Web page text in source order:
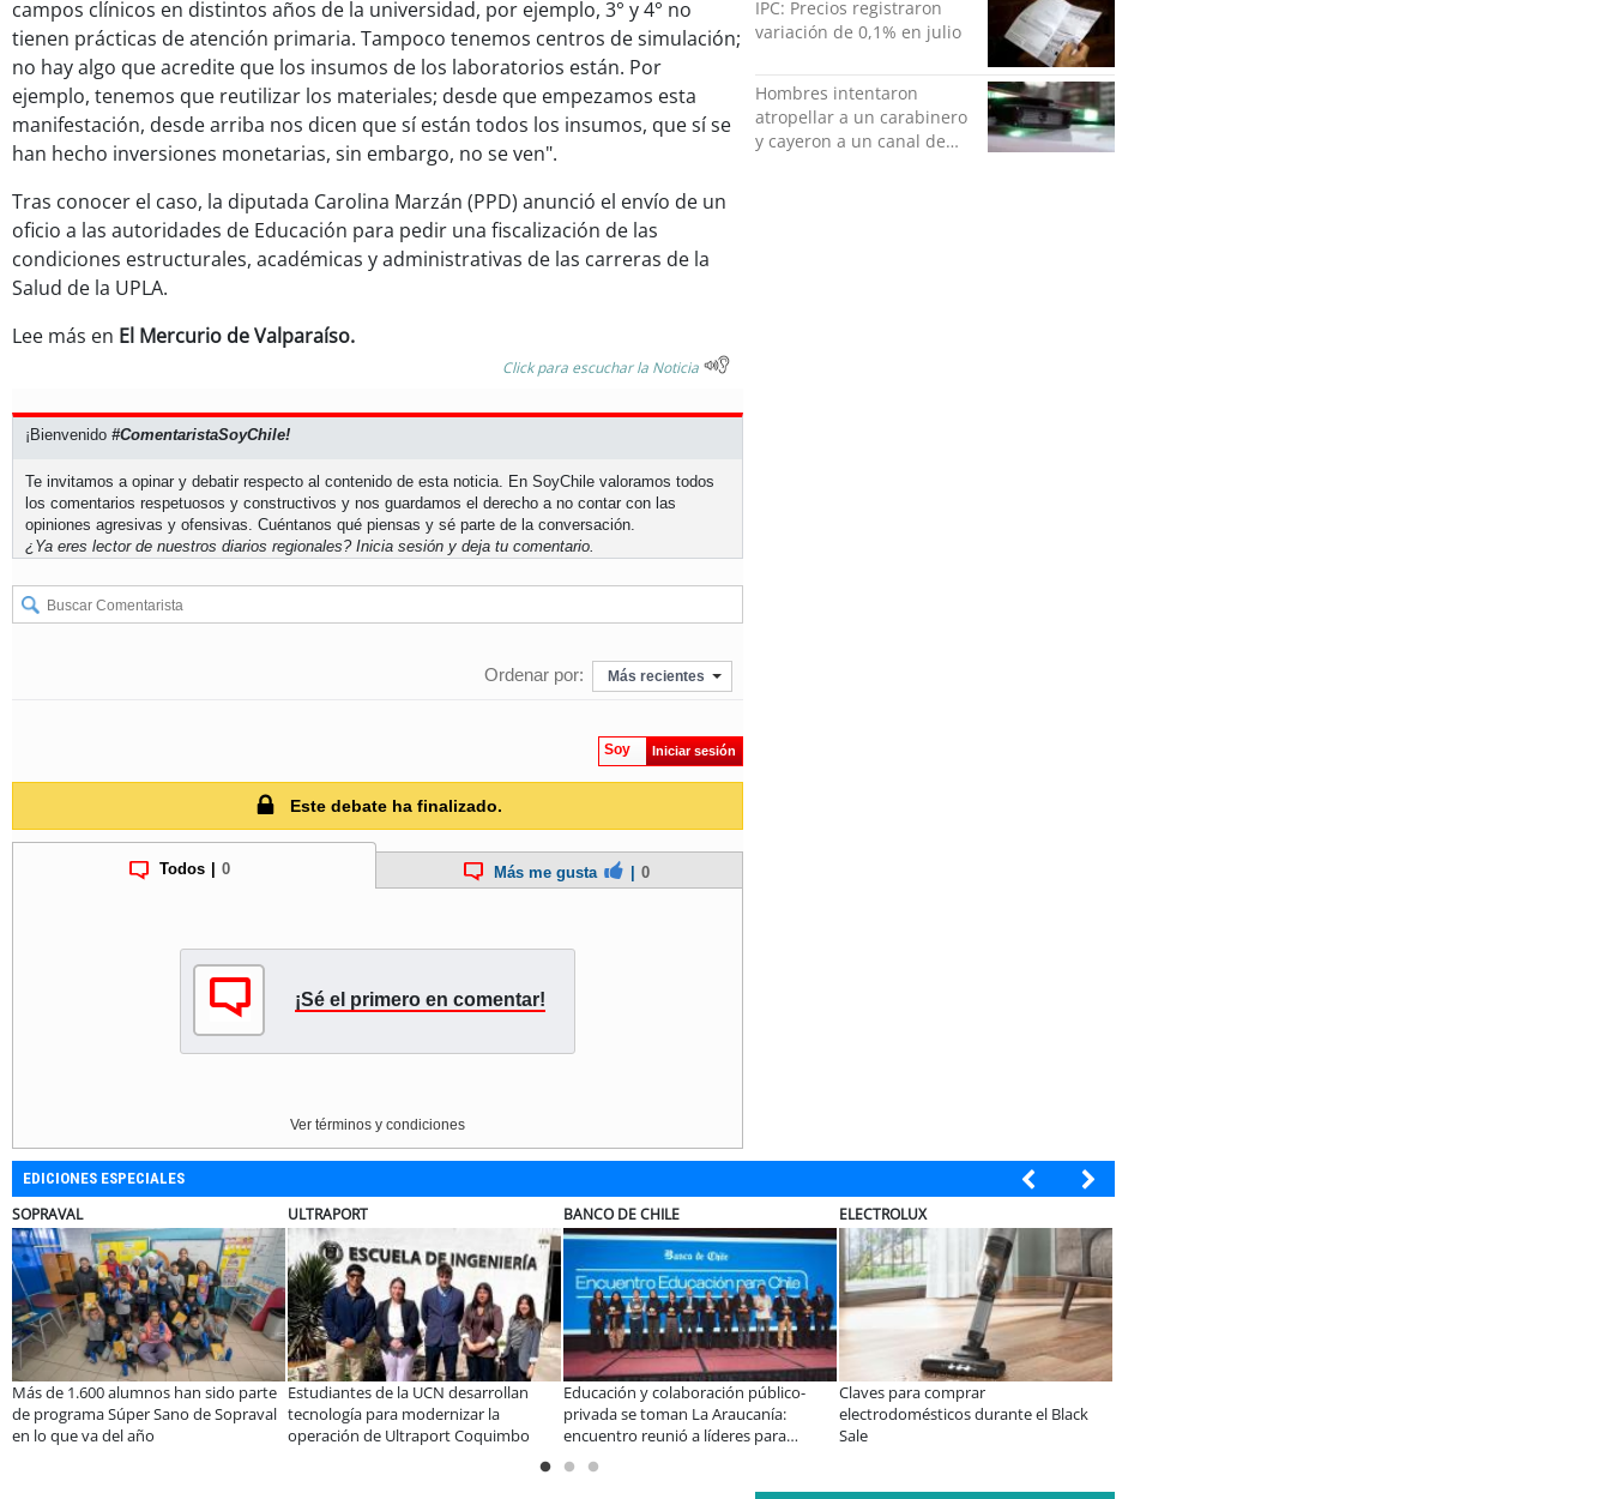
campos clínicos en distintos años de la universidad, por ejemplo, 3° y 4° no
tienen prácticas de atención primaria. Tampoco tenemos centros de simulación;
no hay algo que acredite que los insumos de los laboratorios están. Por
ejemplo, tenemos que reutilizar los materiales; desde que empezamos esta
manifestación, desde arriba nos dicen que sí están todos los insumos, que sí se
han hecho inversiones monetarias, sin embargo, no se ven".
Tras conocer el caso, la diputada Carolina Marzán (PPD) anunció el envío de un
oficio a las autoridades de Educación para pedir una fiscalización de las
condiciones estructurales, académicas y administrativas de las carreras de la
Salud de la UPLA.
Lee más en El Mercurio de Valparaíso.
Click para escuchar la Noticia
¡Bienvenido #ComentaristaSoyChile!
Te invitamos a opinar y debatir respecto al contenido de esta noticia. En SoyChile valoramos todos
los comentarios respetuosos y constructivos y nos guardamos el derecho a no contar con las
opiniones agresivas y ofensivas. Cuéntanos qué piensas y sé parte de la conversación.
¿Ya eres lector de nuestros diarios regionales? Inicia sesión y deja tu comentario.
Ordenar por: Más recientes
Soy Iniciar sesión
Este debate ha finalizado.
Todos 0 Más me gusta 0
¡Sé el primero en comentar!
Ver términos y condiciones
IPC: Precios registraron
variación de 0,1% en julio
Hombres intentaron
atropellar a un carabinero
y cayeron a un canal de
EDICIONES ESPECIALES
ULTRAPORT
Estudiantes de la UCN desarrollan
tecnología para modernizar la
operación de Ultraport Coquimbo
BANCO DE CHILE
Educación y colaboración público-
privada se toman La Araucanía:
encuentro reunió a líderes para
abordar las brechas y oportunidades
ELECTROLUX
Claves para comprar
electrodomésticos durante el Black
Sale
MUTUAL
A dos años de la Ley Karin:
especialistas afirman que el desafío es